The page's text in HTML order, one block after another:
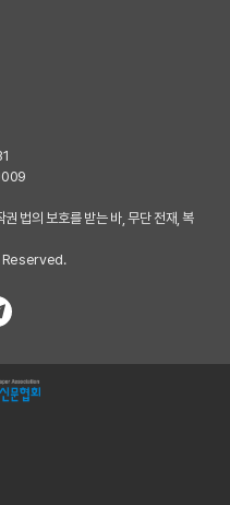
법의 보호를 받는 바, 무단 전재, 복
Reserved.